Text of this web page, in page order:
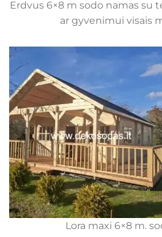
Erdvus 6×8 m sodo namas su
ar gyvenimui visais
Lora maxi 6×8 m.